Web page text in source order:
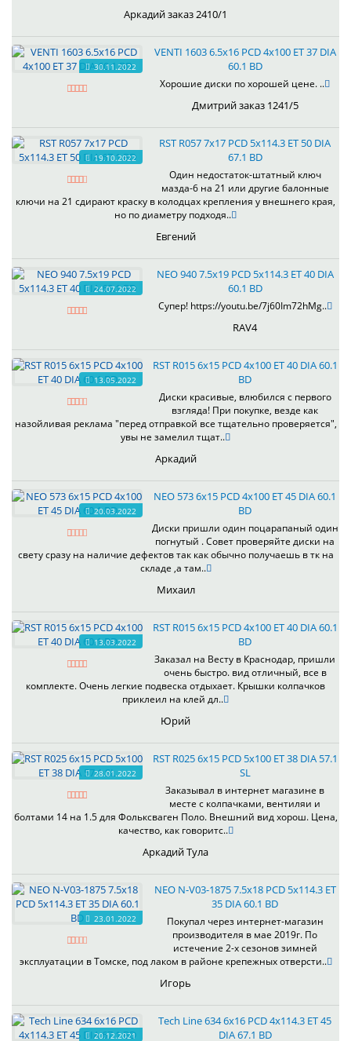
Аркадий заказ 2410/1
30.11.2022
VENTI 1603 6.5x16 PCD 4x100 ET 37 DIA
60.1 BD
Хорошие диски по хорошей цене. ..
Дмитрий заказ 1241/5
19.10.2022
RST R057 7x17 PCD 5x114.3 ET 50 DIA
67.1 BD
Один недостаток-штатный ключ
мазда-6 на 21 или другие балонные
ключи на 21 сдирают краску в колодцах крепления у внешнего края,
но по диаметру подходя..
Евгений
24.07.2022
NEO 940 7.5x19 PCD 5x114.3 ET 40 DIA
60.1 BD
Супер! https://youtu.be/7j60Im72hMg..
RAV4
13.05.2022
RST R015 6x15 PCD 4x100 ET 40 DIA 60.1
BD
Диски красивые, влюбился с первого
взгляда! При покупке, везде как
назойливая реклама "перед отправкой все тщательно проверяется",
увы не замелил тщат..
Аркадий
20.03.2022
NEO 573 6x15 PCD 4x100 ET 45 DIA 60.1
BD
Диски пришли один поцарапаный один
погнутый . Совет проверяйте диски на
свету сразу на наличие дефектов так как обычно получаешь в тк на
складе ,а там..
Михаил
13.03.2022
RST R015 6x15 PCD 4x100 ET 40 DIA 60.1
BD
Заказал на Весту в Краснодар, пришли
очень быстро. вид отличный, все в
комплекте. Очень легкие подвеска отдыхает. Крышки колпачков
приклеил на клей дл..
Юрий
28.01.2022
RST R025 6x15 PCD 5x100 ET 38 DIA 57.1
SL
Заказывал в интернет магазине в
месте с колпачками, вентиляи и
болтами 14 на 1.5 для Фольксваген Поло. Внешний вид хорош. Цена,
качество, как говоритс..
Аркадий Тула
23.01.2022
NEO N-V03-1875 7.5x18 PCD 5x114.3 ET
35 DIA 60.1 BD
Покупал через интернет-магазин
производителя в мае 2019г. По
истечение 2-х сезонов зимней
эксплуатации в Томске, под лаком в районе крепежных отверсти..
Игорь
20.12.2021
Tech Line 634 6x16 PCD 4x114.3 ET 45
DIA 67.1 BD